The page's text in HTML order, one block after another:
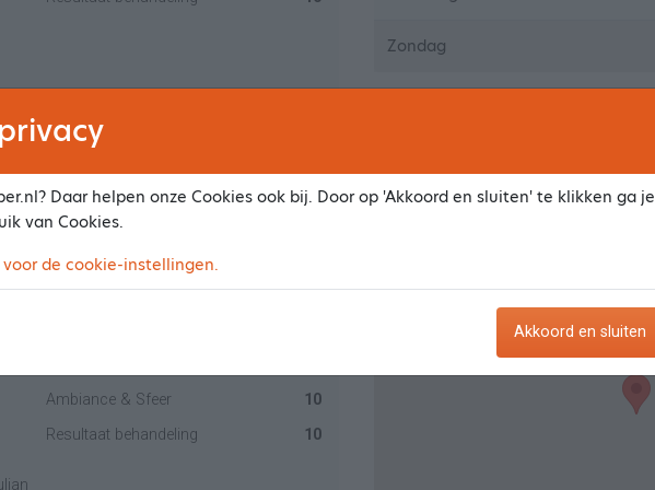
Resultaat behandeling
ziet er ook top uit.
Ambiance & Sfeer
10
Resultaat behandeling 10
Zondag
Perzikstraat 9 B
Daar helpen onze Cookies ook bij. Door op 'Akkoord en sluiten' te klikken ga je
van Cookies.
de cookie-instellingen.
Akkoord en sluiten